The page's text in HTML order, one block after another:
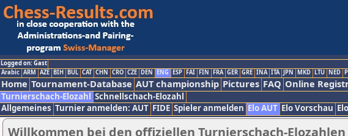
Logged on: Gast
Arabic ARM AZE BIH BUL CAT CHN CRO CZE DEN ENG ESP FAI FIN FRA GER GRE INA ITA JPN MKD LTU NED
Home Tournament-Database AUT championship Pictures FAQ Online
Turnierschach-Elozahl Schnellschach-Elozahl
Allgemeines Turnier anmelden: AUT FIDE Spieler anmelden Elo AUT Elo Vorschau
Willkommen bei den offiziellen Turnierschach-Elozahlen